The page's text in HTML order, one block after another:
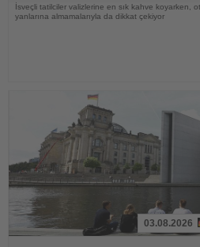
İsveçli tatilciler valizlerine en sık kahve koyarken,
yanlarına almamalarıyla da dikkat çekiyor
03.08.2026